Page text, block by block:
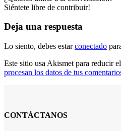
Siéntete libre de contribuir!
Deja una respuesta
Lo siento, debes estarconectado
Este sitio usa Akismet para reducir
procesan los datos de tus
CONTÁCTANOS